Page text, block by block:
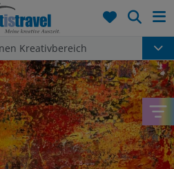
Kreativbereich